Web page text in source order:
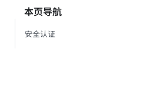
本页导航
安全认证